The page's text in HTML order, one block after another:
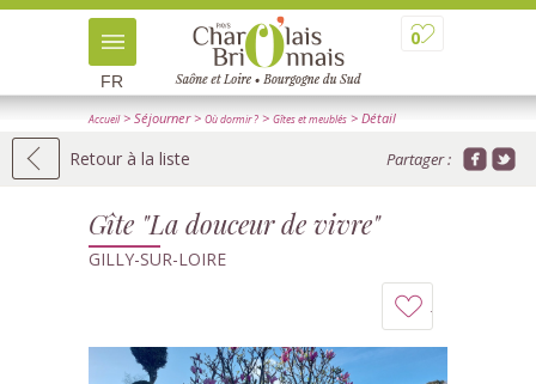
0
FR
Accueil> Séjourner> Où dormir ? > Gîtes et meublés > Détail
Retour à la liste Partager :
Gîte "La douceur de vivre"
GILLY-SUR-LOIRE
à